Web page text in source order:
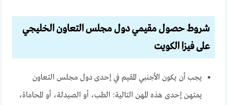
شروط حصول مقيمي دول مجلس التعاون الخليجي
على فيزا الكويت
يجب أن يكون الأجنبي المقيم في إحدى دول مجلس التعاون
يمتهن إحدى هذه المهن التالية: الطب، أو الصيدلة، أو المحاماة،